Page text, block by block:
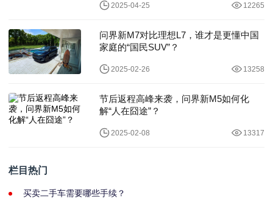
2025-04-25 12265
问界新M7对比理想L7，谁才是更懂中国
家庭的“国民SUV”？
2025-02-26 13258
节后返程高峰来袭，问界新M5如何化
解“人在囧途”？
2025-02-08 13317
栏目热门
买卖二手车需要哪些手续？